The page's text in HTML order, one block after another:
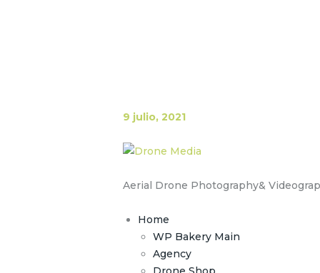
9 julio, 2021
Aerial Drone Photography&
Home
WP Bakery Main
Agency